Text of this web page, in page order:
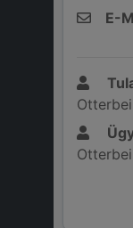
E-